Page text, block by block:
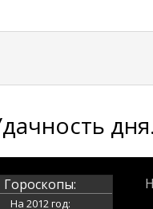
Гороскопы:
На 2012 год: